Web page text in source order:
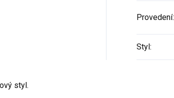
styl.
Provedení:
Styl: